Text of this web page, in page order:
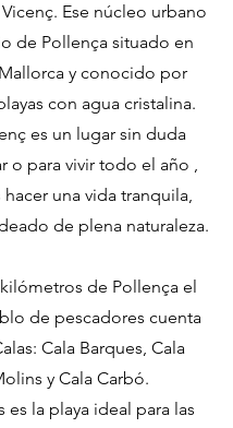
Vicenç. Ese núcleo urbano
de Pollença situado en
y conocido por
con agua cristalina.
es un lugar sin duda
o para vivir todo el año ,
una vida tranquila,
de plena naturaleza.
de Pollença el
de pescadores cuenta
Cala Barques, Cala
y Cala Carbó.
es la playa ideal para las